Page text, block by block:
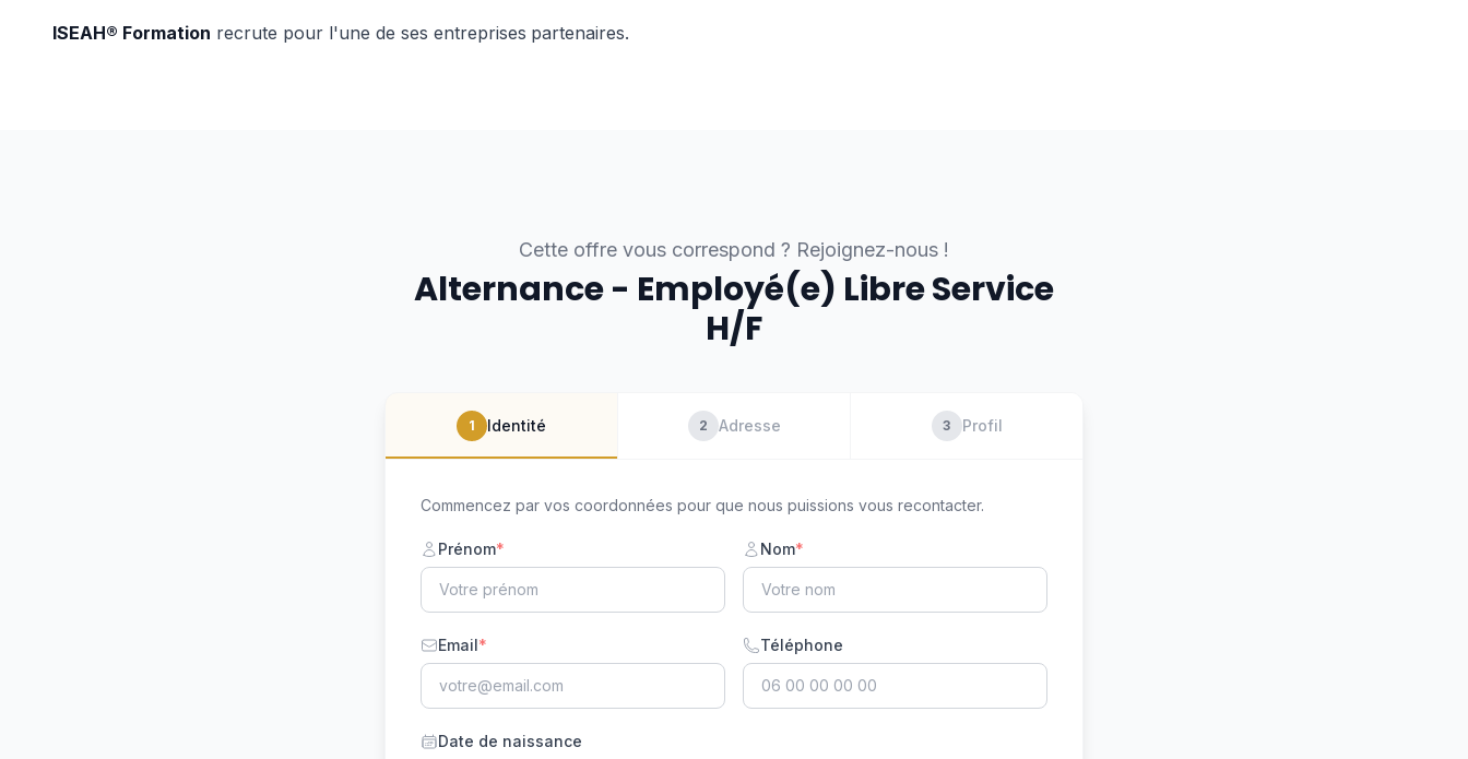
ISEAH® Formation recrute pour l'une de ses entreprises partenaires.
Cette offre vous correspond ? Rejoignez-nous !
Alternance - Employé(e) Libre Service
H/F
1 Identité 2 Adresse 3 Profil
Commencez par vos coordonnées pour que nous puissions vous recontacter.
Prénom* Nom*
Email* Téléphone
Date de naissance